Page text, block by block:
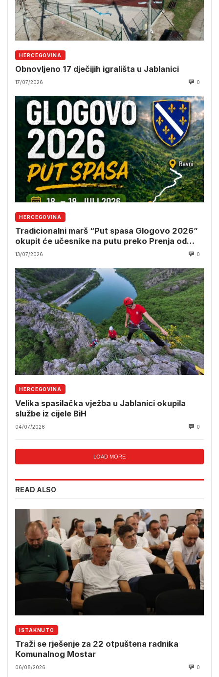
HERCEGOVINA
Obnovljeno 17 dječijih igrališta u Jablanici
17/07/2026 0
HERCEGOVINA
Tradicionalni marš “Put spasa Glogovo 2026”
okupit će učesnike na putu preko Prenja od
Mostara do Jablanice
13/07/2026 0
HERCEGOVINA
Velika spasilačka vježba u Jablanici okupila
službe iz cijele BiH
04/07/2026 0
LOAD MORE
READ ALSO
ISTAKNUTO
Traži se rješenje za 22 otpuštena radnika
Komunalnog Mostar
06/08/2026 0